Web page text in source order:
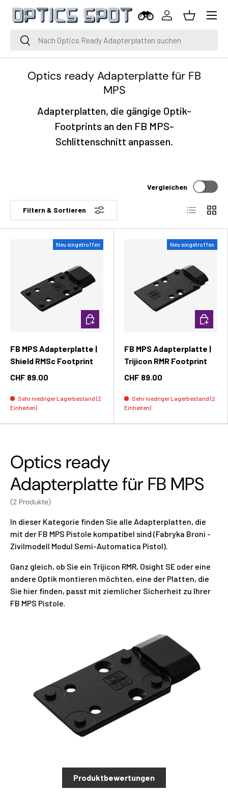
Zum Inhalt springen
SucheSuche
Einloggen
Korb
Menü
Optics ready Adapterplatte für FB
MPS
Adapterplatten, die gängige Optik-
Footprints an den FB MPS-
Schlittenschnitt anpassen.
Filtern & Sortieren
Vergleichen
Liste
Neu eingetroffen
FB MPS Adapterplatte |
Shield RMSc Footprint
CHF 89.00
Sehr niedriger Lagerbestand (2
Einheiten)
In den Warenkorb
Neu eingetroffen
FB MPS Adapterplatte |
Trijicon RMR Footprint
CHF 89.00
Sehr niedriger Lagerbestand (2
Einheiten)
In den
Optics ready
Adapterplatte für FB MPS
(2 Produkte)
In dieser Kategorie finden Sie alle Adapterplatten, die
mit der FB MPS Pistole kompatibel sind (Fabryka Broni -
Zivilmodell Modul Semi-Automatica Pistol).
Ganz gleich, ob Sie ein Trijicon RMR, Osight SE oder eine
andere Optik montieren möchten, eine der Platten, die
Sie hier finden, passt mit ziemlicher Sicherheit zu Ihrer
FB MPS Pistole.
Produktbewertungen